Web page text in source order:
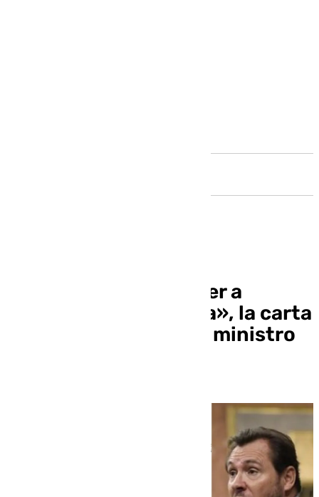
A la seva disposició per a
mantenir una trobada», la carta
en catalán de Sanz al ministro